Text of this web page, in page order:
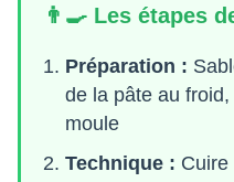
👨‍🍳 Les étapes
Préparation :
de la pâte au
moule
Technique : Cuire